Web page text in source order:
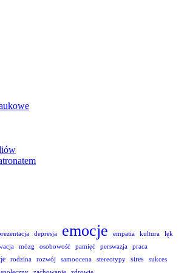
depresja emocje empatia kultura
lęk
mózg osobowość pamięć perswazja
praca
rodzina rozwój samoocena stereotypy stres sukces